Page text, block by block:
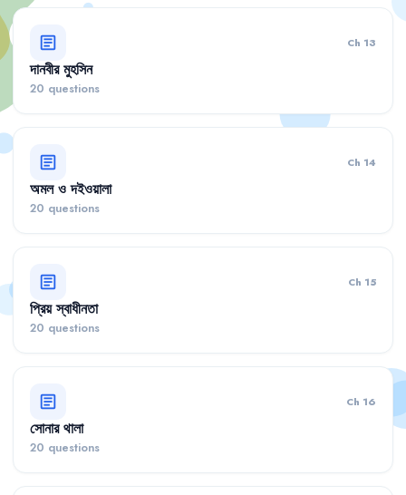
article Ch 13
দানবীর মুহসিন
20 questions
article Ch 14
অমল ও দইওয়ালা
20 questions
article Ch 15
প্রিয় স্বাধীনতা
20 questions
article Ch 16
সোনার থালা
20 questions